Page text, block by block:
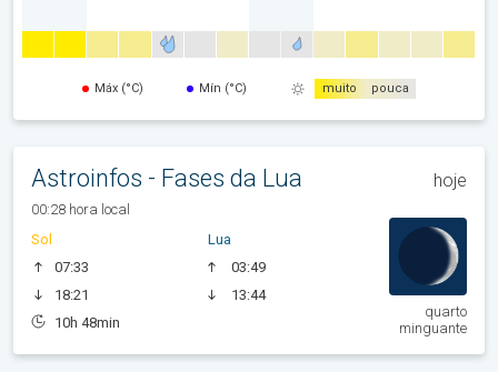
Máx (°C) Mín (°C) muito pouca
Astroinfos - Fases da Lua hoje
00:28 hora local
Sol
07:33
18:21
10h 48min
Lua
03:49
13:44
quarto
minguante